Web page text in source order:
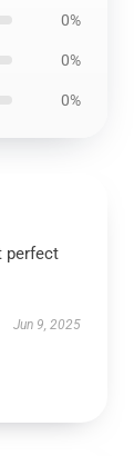
0%
0%
0%
perfect
Jun 9, 2025